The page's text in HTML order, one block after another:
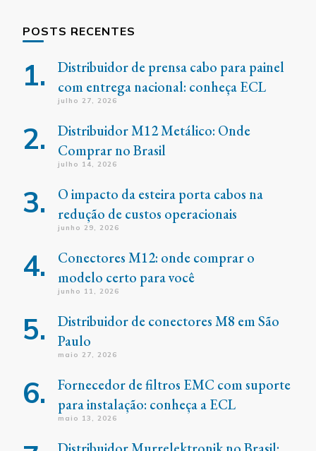
POSTS RECENTES
Distribuidor de prensa cabo para painel
com entrega nacional: conheça ECL
julho 27, 2026
Distribuidor M12 Metálico: Onde
Comprar no Brasil
julho 14, 2026
O impacto da esteira porta cabos na
redução de custos operacionais
junho 29, 2026
Conectores M12: onde comprar o
modelo certo para você
junho 11, 2026
Distribuidor de conectores M8 em São
Paulo
maio 27, 2026
Fornecedor de filtros EMC com suporte
para instalação: conheça a ECL
maio 13, 2026